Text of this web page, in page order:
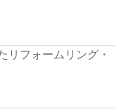
リフォームリング・